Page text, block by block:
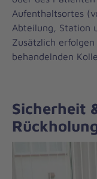
Aufenthaltsortes
Abteilung, Station
Zusätzlich
behandelnden
Sicherheit